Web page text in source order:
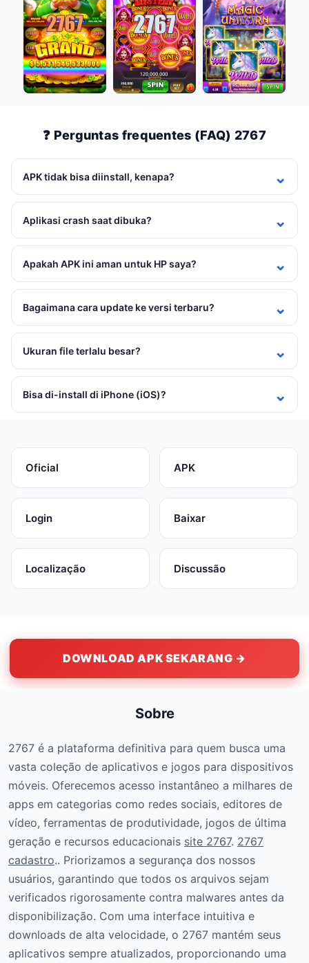
❓ Perguntas frequentes (FAQ) 2767
APK tidak bisa diinstall, kenapa?
Aplikasi crash saat dibuka?
Apakah APK ini aman untuk HP saya?
Bagaimana cara update ke versi terbaru?
Ukuran file terlalu besar?
Bisa di-install di iPhone (iOS)?
Oficial APK
Login Baixar
Localização Discussão
DOWNLOAD APK SEKARANG →
Sobre
2767 é a plataforma definitiva para quem busca uma
vasta coleção de aplicativos e jogos para dispositivos
móveis. Oferecemos acesso instantâneo a milhares de
apps em categorias como redes sociais, editores de
vídeo, ferramentas de produtividade, jogos de última
geração e recursos educacionais site 2767. 2767
cadastro.. Priorizamos a segurança dos nossos
usuários, garantindo que todos os arquivos sejam
verificados rigorosamente contra malwares antes da
disponibilização. Com uma interface intuitiva e
downloads de alta velocidade, o 2767 mantém seus
aplicativos sempre atualizados, proporcionando uma